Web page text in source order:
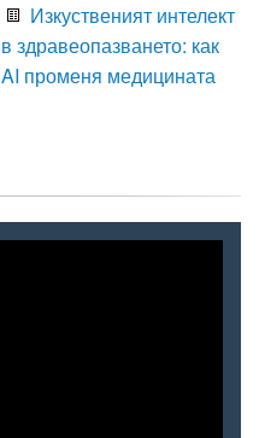
Изкуственият интелект
в здравеопазването: как
AI променя медицината